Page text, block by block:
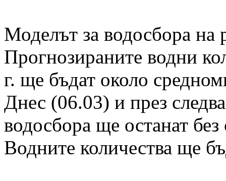
Моделът за водосбора на
Прогнозираните водни
г. ще бъдат около
Днес (06.03) и през
водосбора ще останат
Водните количества ще